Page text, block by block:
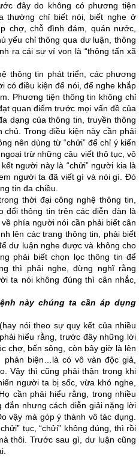
đây do không có phương tiện
thường chỉ biết nói, biết nghe ở
chợ, chỗ đình đám, quán nước,
yếu chỉ thông qua dư luận, thông
ra cái sự ví von là “thông tấn xã
thông tin phát triển, các phương
có điều kiện để nói, để nghe khắp
Phương tiện thông tin không chỉ
quan điểm trước mọi vấn đề của
dạng của thông tin, truyền thông
Trong điều kiện này cần phải
nên dùng từ “chửi” để chỉ ý kiến
trừ những câu viết thô tục, vô
người này là “chửi” người kia là
người ta đã viết gì và nói gì. Đó
tin đa chiều.
thời đại công nghệ thông tin,
đổi thông tin trên các diễn đàn là
phía người nói cần phải biết cân
lên các trang thông tin, phải biết
dư luận nghe được và không cho
phải biết chọn lọc thông tin để
thì phải nghe, đừng nghĩ rằng
ta nói không đúng thì cân nhắc,
này chúng ta cần áp dụng
nói theo sự quy kết của nhiều
hiểu rằng, trước đây những lời
chợ, bến sông, còn bây giờ là lên
biện…là có vô vàn độc giả,
Vậy thì cũng phải thận trọng khi
người ta bị sốc, vừa khó nghe,
cần phải hiểu rằng, trong nhiều
nhưng cách diễn giải nặng lời
vậy mà góp ý thành vô tác dụng.
tục, “chửi” không đúng, thì rồi
thôi. Trước sau gì, dư luận cũng